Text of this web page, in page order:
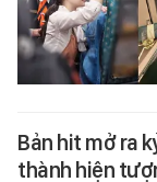
Bản hit mở ra
thành hiện